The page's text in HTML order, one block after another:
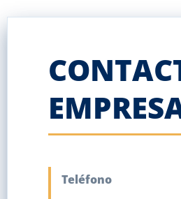
Teléfono